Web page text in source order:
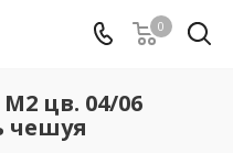
0
цв. 04/06
чешуя